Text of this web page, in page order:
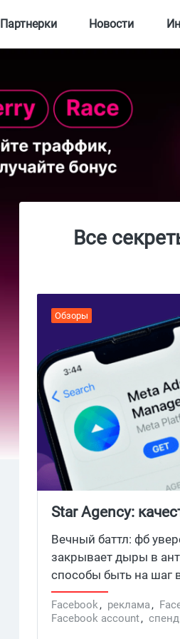
Партнерки Новости
Все
Обзоры
Star Agency:
Facebook под
Вечный баттл: фб
закрывает дыры в
способы быть на шаг
сплиты провел, — и
активности. Вот и
платежки для них,
Facebook, реклама,
Facebook account, спенд